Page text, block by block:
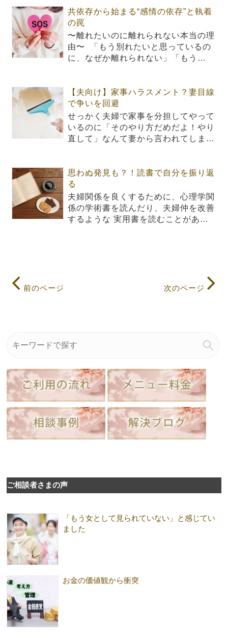
共依存から始まる“感情の依存”と執着
の罠
〜離れたいのに離れられない本当の理
由〜 「もう別れたいと思っているの
に、なぜか離れられない」「もう…
【夫向け】家事ハラスメント？妻目線
で争いを回避
せっかく夫婦で家事を分担してやって
いるのに「そのやり方だめだよ！やり
直して」なんて妻から言われてしま…
思わぬ発見も？！読書で自分を振り返
る
夫婦関係を良くするために、心理学関
係の学術書を読んだり、夫婦仲を改善
するような 実用書を読むことがあ…
前のページ 次のページ
ご相談者さまの声
「もう女として見られていない」と感じてい
ました
お金の価値観から衝突